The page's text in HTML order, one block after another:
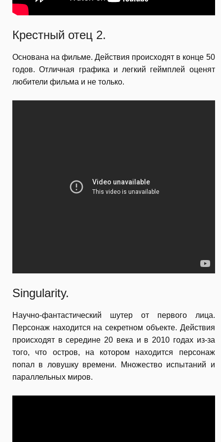
Крестный отец 2.
Основана на фильме. Действия происходят в конце 50
годов. Отличная графика и легкий геймплей оценят
любители фильма и не только.
Singularity.
Научно-фантастический шутер от первого лица.
Персонаж находится на секретном объекте. Действия
происходят в середине 20 века и в 2010 годах из-за
того, что остров, на котором находится персонаж
попал в ловушку времени. Множество испытаний и
параллельных миров.